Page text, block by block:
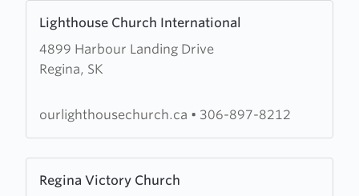
Lighthouse Church International
4899 Harbour Landing Drive
Regina, SK
more
about
Lighthouse
International
ourlighthousechurch.ca • 306-897-8212
Regina Victory Church
more